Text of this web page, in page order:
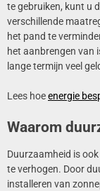
te gebruiken, kunt u
verschillende
het pand te
het aanbrengen van
lange termijn veel
Lees hoeenergie
Waarom
Duurzaamheid is
te verhogen. Door
installeren van